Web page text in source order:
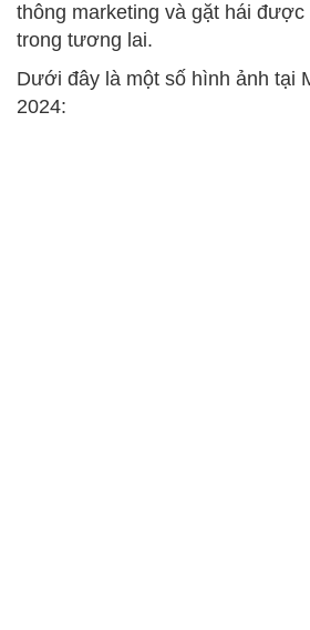
thông marketing và gặt hái được
trong tương lai.
Dưới đây là một số hình ảnh tại
2024: